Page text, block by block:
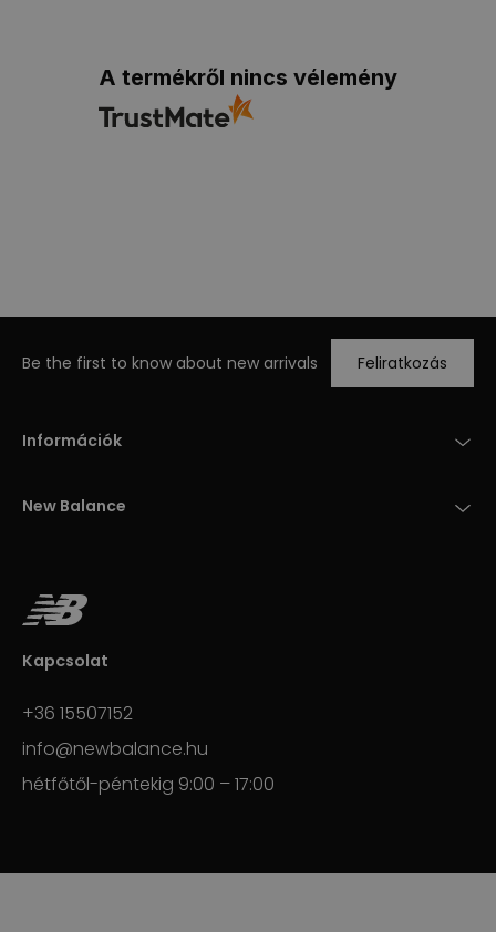
A termékről nincs vélemény
Be the first to know about new arrivals Feliratkozás
Információk
New Balance
Kapcsolat
+36 15507152
info@newbalance.hu
hétfőtől-péntekig 9:00 – 17:00